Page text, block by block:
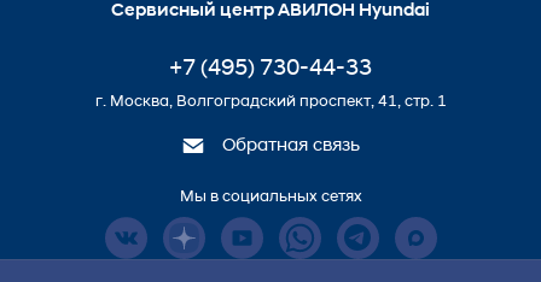
Сервисный центр АВИЛОН Hyundai
+7 (495) 730-44-33
г. Москва, Волгоградский проспект, 41, стр. 1
Обратная связь
Мы в социальных сетях